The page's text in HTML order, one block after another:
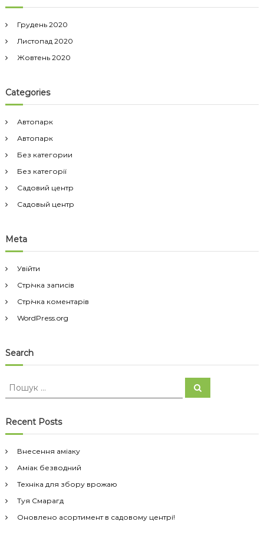
Грудень 2020
Листопад 2020
Жовтень 2020
Categories
Автопарк
Автопарк
Без категории
Без категорії
Садовий центр
Садовый центр
Meta
Увійти
Стрічка записів
Стрічка коментарів
WordPress.org
Search
П
у
к
П
о
Recent Posts
Внесення аміаку
Аміак безводний
Техніка для збору врожаю
Туя Смарагд
Оновлено асортимент в садовому центрі!